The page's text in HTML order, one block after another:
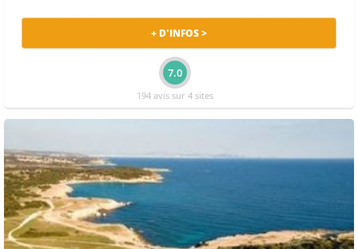
+ D'INFOS >
7.0
194 avis sur 4 sites